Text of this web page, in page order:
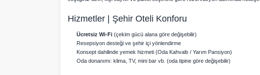
Hizmetler | Şehir Oteli Konforu
Ücretsiz Wi-Fi (çekim gücü alana göre değişebilir)
Resepsiyon desteği ve şehir içi yönlendirme
Konsept dahilinde yemek hizmeti (Oda Kahvaltı / Yarım Pansiyon)
Oda donanımı: klima, TV, mini bar vb. (oda tipine göre değişebilir)